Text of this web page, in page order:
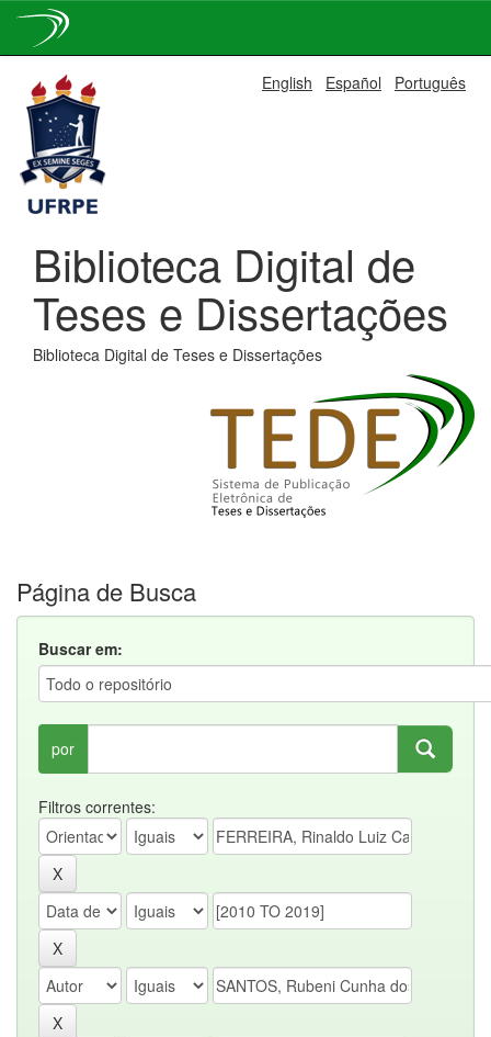
navigation
English Español Português
Biblioteca Digital de
Teses e Dissertações
Biblioteca Digital de Teses e Dissertações
Página de Busca
Buscar em:
por
Filtros correntes: